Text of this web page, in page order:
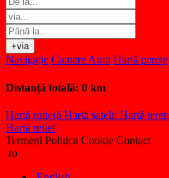
+via
Navigație Camere Auto Hartă perete
Distanță totală: 0 km
Hartă rutieră Hartă satelit Hartă teren
Hartă relief
Termeni Politica Cookie Contact
ro